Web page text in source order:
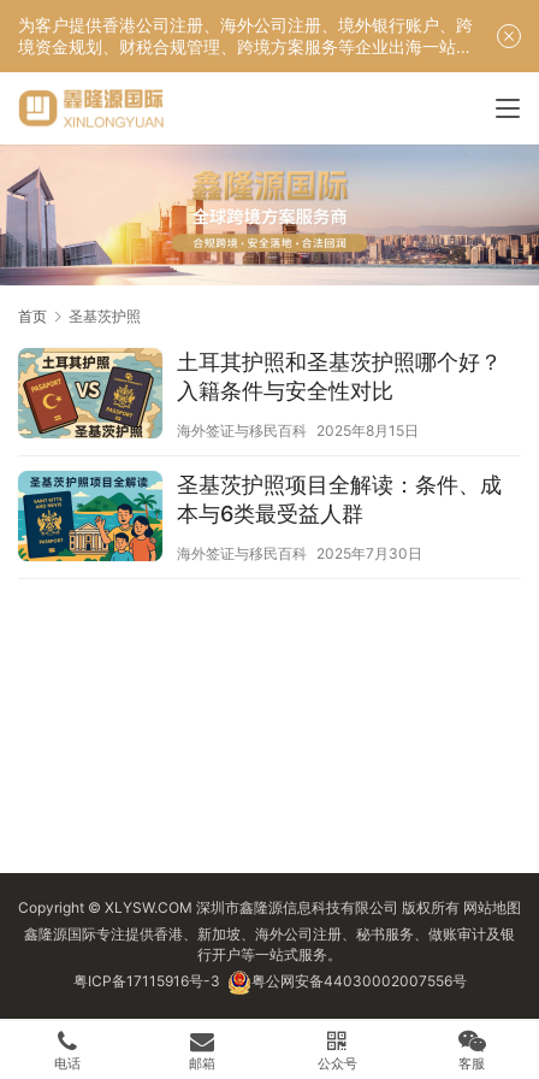
为客户提供香港公司注册、海外公司注册、境外银行账户、跨
境资金规划、财税合规管理、跨境方案服务等企业出海一站式
服务！
首页 圣基茨护照
土耳其护照和圣基茨护照哪个好？
入籍条件与安全性对比
海外签证与移民百科 2025年8月15日
圣基茨护照项目全解读：条件、成
本与6类最受益人群
海外签证与移民百科 2025年7月30日
Copyright © XLYSW.COM 深圳市鑫隆源信息科技有限公司 版权所有 网站地图
鑫隆源国际专注提供香港、新加坡、海外公司注册、秘书服务、做账审计及银
行开户等一站式服务。
粤ICP备17115916号-3
粤公网安备44030002007556号
电话 邮箱 公众号 客服